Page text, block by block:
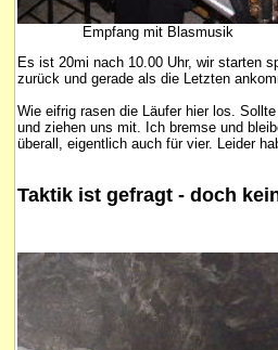
Empfang mit Blasmusik
Es ist 20mi nach 10.00 Uhr, wir starten
zurück und gerade als die Letzten
Wie eifrig rasen die Läufer hier los.
und ziehen uns mit. Ich bremse und
überall, eigentlich auch für vier. Leider
Taktik ist gefragt - doch